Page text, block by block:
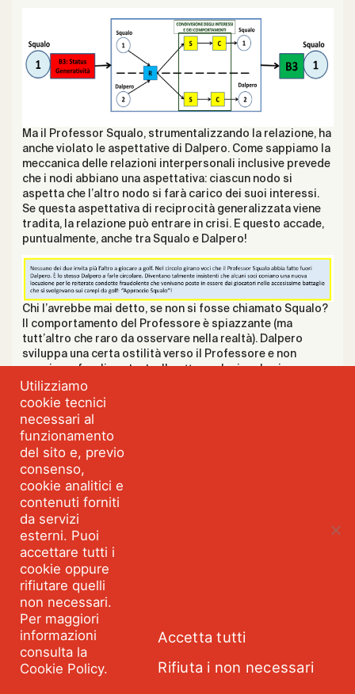
Ma il Professor Squalo, strumentalizzando la relazione, ha
anche violato le aspettative di Dalpero. Come sappiamo la
meccanica delle relazioni interpersonali inclusive prevede
che i nodi abbiano una aspettativa: ciascun nodo si
aspetta che l’altro nodo si farà carico dei suoi interessi.
Se questa aspettativa di reciprocità generalizzata viene
tradita, la relazione può entrare in crisi. E questo accade,
puntualmente, anche tra Squalo e Dalpero!
Chi l’avrebbe mai detto, se non si fosse chiamato Squalo?
Il comportamento del Professore è spiazzante (ma
tutt’altro che raro da osservare nella realtà). Dalpero
sviluppa una certa ostilità verso il Professore e non
possiamo fargliene torto. Ilpatternrelazionale si
trasforma a seguito degli eventi descritti e diventa
“conflittuale”. Dalpero ha capito che i suoi interessi
economici possono essere sistematicamente minacciati
da Squalo e percepisce un forte bisogno di auto-
protezione. Sviluppa un interesse (strutturale) a rovinare
la reputazione del suo ex compagno di partite di golf (Fig.
12).
Figura 12 – Pattern conflittuale nello sviluppo della relazione
tra Squalo e Dalpero
Delpero ha innescato la relazione conflittuale in modo
Utilizziamo
cookie tecnici
necessari al
funzionamento
del sito e, previo
consenso,
cookie analitici e
contenuti forniti
da servizi
esterni. Puoi
accettare tutti i
cookie oppure
rifiutare quelli
non necessari.
Per maggiori
informazioni
consulta la
Cookie Policy.
Accetta tutti
Rifiuta i non necessari